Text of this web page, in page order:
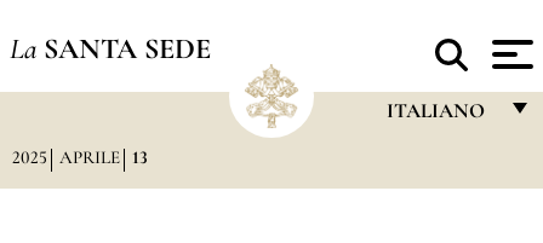
La SANTA SEDE
ITALIANO
2025 APRILE 13